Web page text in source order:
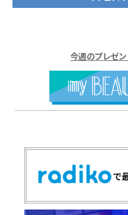
今週のプレゼン